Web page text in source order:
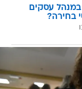
במנהל עסקים
בחירה?